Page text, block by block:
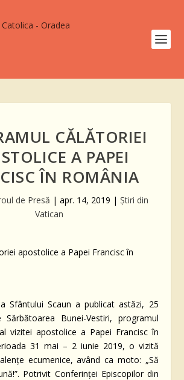
CĂLĂTORIEI
A PAPEI
ÎN ROMÂNIA
de Presă | apr. 14, 2019 | Știri din
Vatican
Sfântului Scaun a publicat astăzi, 25
Bunei-Vestiri, programul
vizitei apostolice a Papei Francisc în
31 mai – 2 iunie 2019, o vizită
ecumenice, având ca moto: „Să
Potrivit Conferinței Episcopilor din